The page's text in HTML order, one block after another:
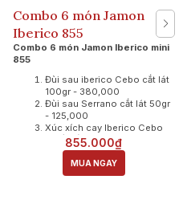
Combo 6 món Jamon
Iberico 855
Combo 6 món Jamon Iberico mini
855
Đùi sau iberico Cebo cắt lát
100gr - 380,000
Đùi sau Serrano cắt lát 50gr
- 125,000
Xúc xích cay Iberico Cebo
muối cắt lát 50gr - 130,000
Oliu hỗn hợp tách hạt có gia
vị - Italian Olive Mix Doypack
30 Gr - 39.000
855.000₫
MUA NGAY